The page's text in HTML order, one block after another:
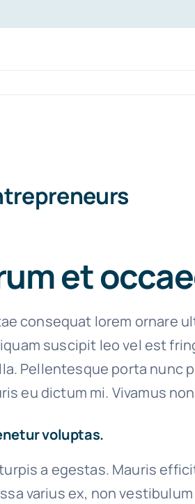
et
consequat lorem ornare
suscipit leo vel est
Pellentesque porta nunc
eu dictum mi. Vivamus
voluptas.
a egestas. Mauris
varius ex, non